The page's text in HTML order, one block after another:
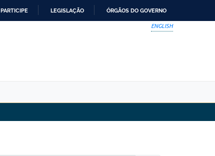
PARTICIPE LEGISLAÇÃO ÓRGÃOS DO GOVERNO
ENGLISH